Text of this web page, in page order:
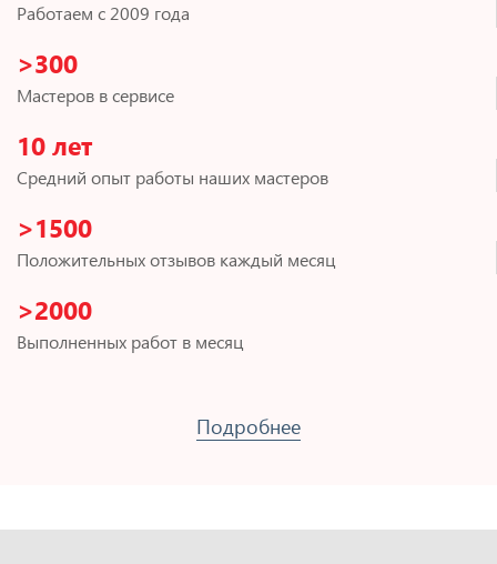
Работаем с 2009 года
>300
Мастеров в сервисе
10 лет
Средний опыт работы наших мастеров
>1500
Положительных отзывов каждый месяц
>2000
Выполненных работ в месяц
Подробнее